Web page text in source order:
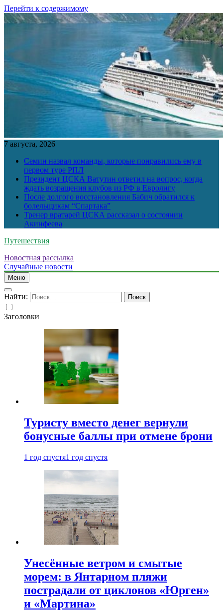
Перейти к содержимому
7 августа, 2026
Семин назвал команды, которые понравились ему в
первом туре РПЛ
Президент ЦСКА Ватутин ответил на вопрос, когда
ждать возращения клубов из РФ в Евролигу
После долгого восстановления Бабич обратился к
болельщикам “Спартака”
Тренер вратарей ЦСКА рассказал о состоянии
Акинфеева
Путешествия
Новостная рассылка
Случайные новости
Меню
Найти:
Заголовки
Туристу вместо денег вернули
бонусные баллы при отмене брони
1 год спустя1 год спустя
Унесённые ветром и смытые
морем: в Янтарном пляжи
пострадали от циклонов «Юрген»
и «Мартина»